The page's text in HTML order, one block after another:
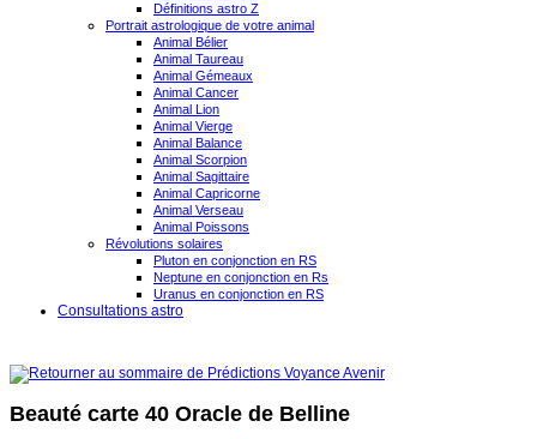
Définitions astro Z
Portrait astrologique de votre animal
Animal Bélier
Animal Taureau
Animal Gémeaux
Animal Cancer
Animal Lion
Animal Vierge
Animal Balance
Animal Scorpion
Animal Sagittaire
Animal Capricorne
Animal Verseau
Animal Poissons
Révolutions solaires
Pluton en conjonction en RS
Neptune en conjonction en Rs
Uranus en conjonction en RS
Consultations astro
Beauté carte 40 Oracle de Belline